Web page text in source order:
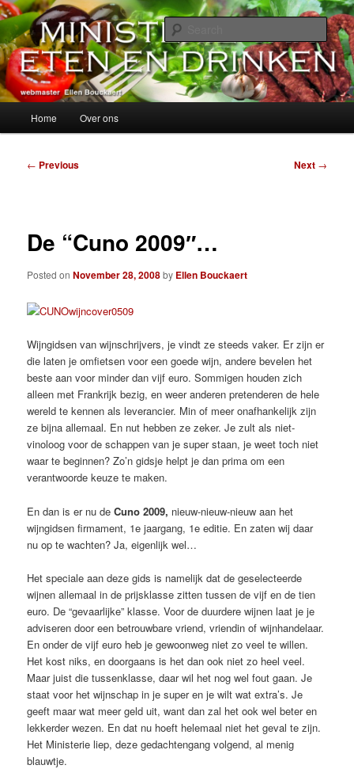
Skip
to
primary
contentMinisterie van Eten en Drinken
alles over eten, drinken en andere genoegens…
Home Over ons
Post
← Previous Next →
De “Cuno 2009″…
Posted onNovember 28, 2008by Ellen Bouckaert
Wijngidsen van wijnschrijvers, je vindt ze steeds vaker. Er zijn er
die laten je omfietsen voor een goede wijn, andere bevelen het
beste aan voor minder dan vijf euro. Sommigen houden zich
alleen met Frankrijk bezig, en weer anderen pretenderen de hele
wereld te kennen als leverancier. Min of meer onafhankelijk zijn
ze bijna allemaal. En nut hebben ze zeker. Je zult als niet-
vinoloog voor de schappen van je super staan, je weet toch niet
waar te beginnen? Zo’n gidsje helpt je dan prima om een
verantwoorde keuze te maken.
En dan is er nu deCuno 2009, nieuw-nieuw-nieuw aan het
wijngidsen firmament, 1e jaargang, 1e editie. En zaten wij daar
nu op te wachten? Ja, eigenlijk wel…
Het speciale aan deze gids is namelijk dat de geselecteerde
wijnen allemaal in de prijsklasse zitten tussen de vijf en de tien
euro. De “gevaarlijke” klasse. Voor de duurdere wijnen laat je je
adviseren door een betrouwbare vriend, vriendin of wijnhandelaar.
En onder de vijf euro heb je gewoonweg niet zo veel te willen.
Het kost niks, en doorgaans is het dan ook niet zo heel veel.
Maar juist die tussenklasse, daar wil het nog wel fout gaan. Je
staat voor het wijnschap in je super en je wilt wat extra’s. Je
geeft maar wat meer geld uit, want dan zal het ook wel beter en
lekkerder wezen. En dat nu hoeft helemaal niet het geval te zijn.
Het Ministerie liep, deze gedachtengang volgend, al menig
blauwtje.